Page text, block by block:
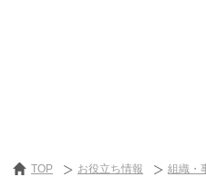
TOP お役立ち情報 組織・